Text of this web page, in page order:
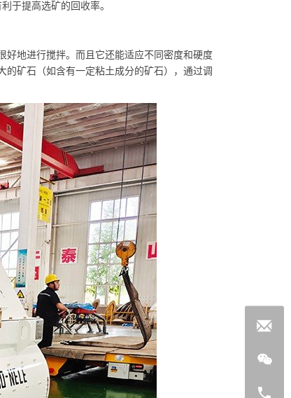
于提高选矿的回收率。
好地进行搅拌。而且它还能适应不同密度和硬度
矿石（如含有一定粘土成分的矿石），通过调